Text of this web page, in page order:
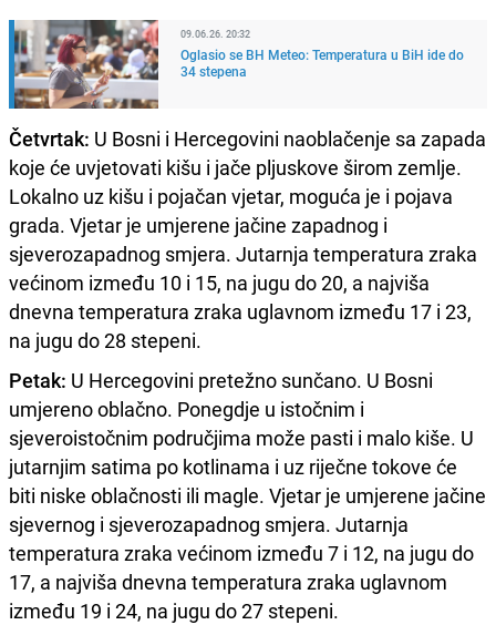
09.06.26. 20:32
Oglasio se BH Meteo: Temperatura u BiH ide do
34 stepena
Četvrtak: U Bosni i Hercegovini naoblačenje sa zapada
koje će uvjetovati kišu i jače pljuskove širom zemlje.
Lokalno uz kišu i pojačan vjetar, moguća je i pojava
grada. Vjetar je umjerene jačine zapadnog i
sjeverozapadnog smjera. Jutarnja temperatura zraka
većinom između 10 i 15, na jugu do 20, a najviša
dnevna temperatura zraka uglavnom između 17 i 23,
na jugu do 28 stepeni.
Petak: U Hercegovini pretežno sunčano. U Bosni
umjereno oblačno. Ponegdje u istočnim i
sjeveroistočnim područjima može pasti i malo kiše. U
jutarnjim satima po kotlinama i uz riječne tokove će
biti niske oblačnosti ili magle. Vjetar je umjerene jačine
sjevernog i sjeverozapadnog smjera. Jutarnja
temperatura zraka većinom između 7 i 12, na jugu do
17, a najviša dnevna temperatura zraka uglavnom
između 19 i 24, na jugu do 27 stepeni.